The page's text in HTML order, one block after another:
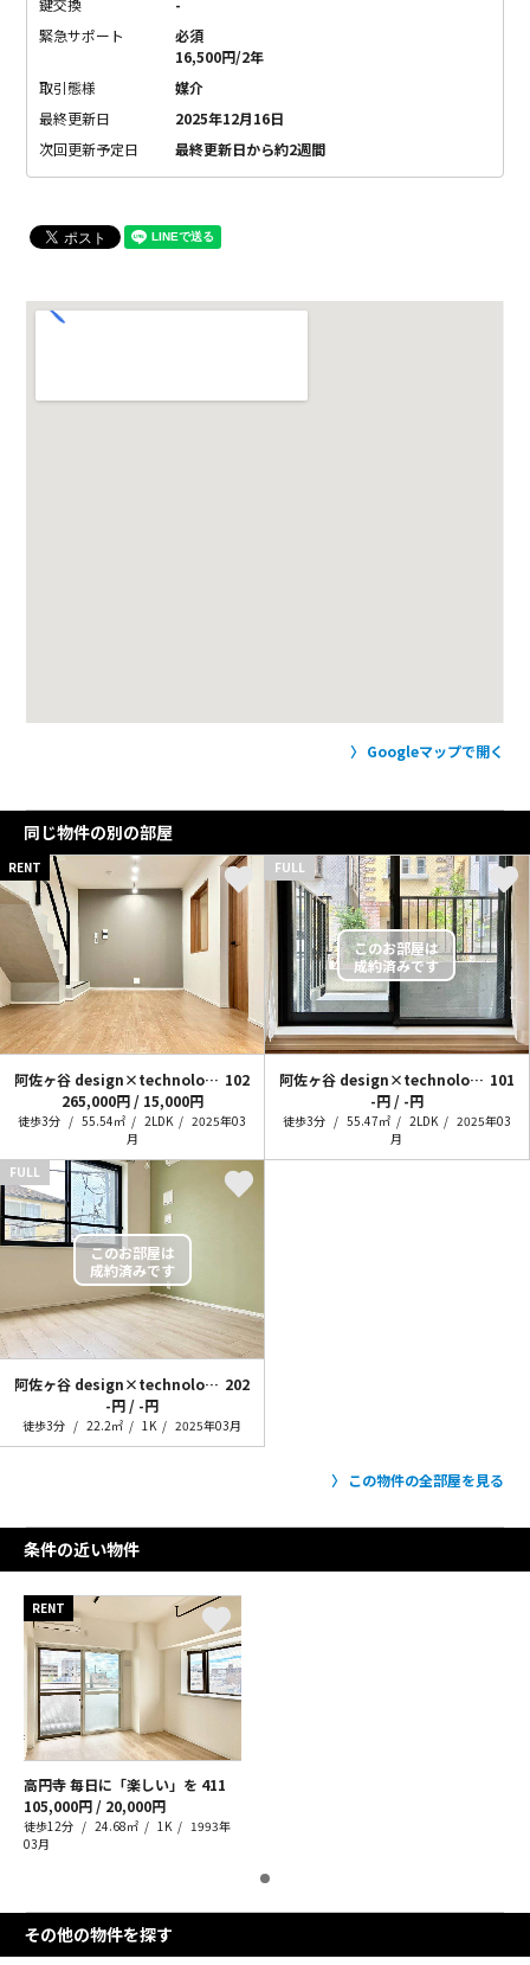
鍵交換
-
緊急サポート
必須
16,500円/2年
取引態様
媒介
最終更新日
2025年12月16日
次回更新予定日
最終更新日から約2週間
Googleマップで開く
同じ物件の別の部屋
RENT
阿佐ヶ谷 design×technology 102
265,000円 / 15,000円
徒歩3分 55.54㎡ 2LDK
2025年03
月
FULL
阿佐ヶ谷 design×technology 101
-円 / -円
徒歩3分 55.47㎡ 2LDK
2025年03
月
FULL
阿佐ヶ谷 design×technology 202
-円 / -円
徒歩3分 22.2㎡ 1K 2025年03月
この物件の全部屋を見る
条件の近い物件
RENT
高円寺 毎日に「楽しい」を 411
105,000円 / 20,000円
徒歩12分 24.68㎡ 1K
1993年
03月
その他の物件を探す